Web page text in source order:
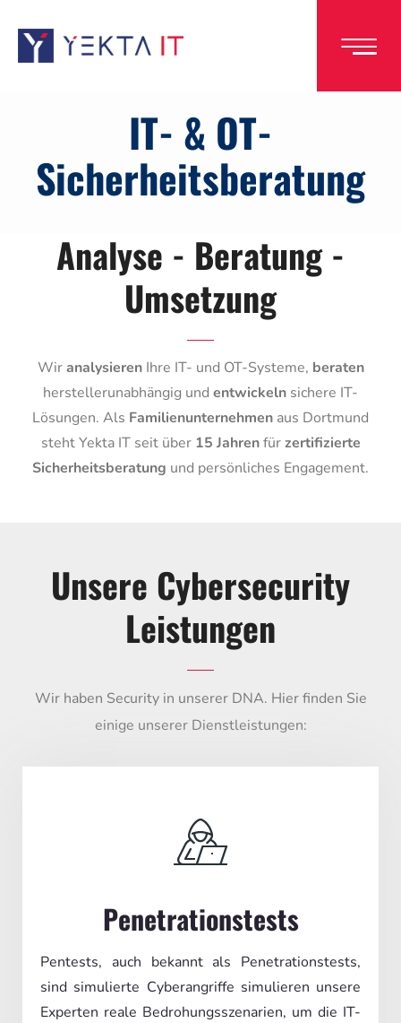
IT- & OT-
Sicherheitsberatung
Analyse - Beratung -
Umsetzung
WiranalysierenIhre IT- und OT-Systeme, beraten
herstellerunabhängig und entwickeln sichere IT-
Lösungen. Als Familienunternehmen aus Dortmund
steht Yekta IT seit über 15 Jahrenfür zertifizierte
Sicherheitsberatung und persönliches Engagement.
Unsere Cybersecurity
Leistungen
Wir haben Security in unserer DNA. Hier finden Sie
einige unserer Dienstleistungen:
Penetrationstests
Pentests, auch bekannt als Penetrationstests,
sind simulierte Cyberangriffe simulieren unsere
Experten reale Bedrohungsszenarien, um die IT-